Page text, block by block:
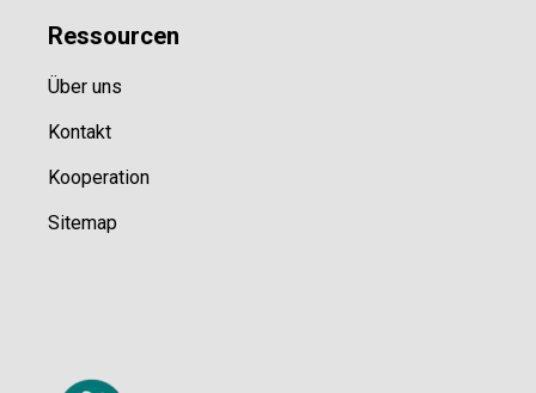
Ressourcen
Über uns
Kontakt
Kooperation
Sitemap